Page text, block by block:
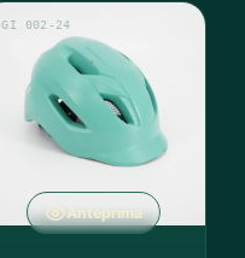
Anteprima
GI 002-24